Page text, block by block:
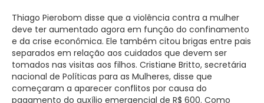
Thiago Pierobom disse que a violência contra a mulher
deve ter aumentado agora em função do confinamento
e da crise econômica. Ele também citou brigas entre pais
separados em relação aos cuidados que devem ser
tomados nas visitas aos filhos. Cristiane Britto, secretária
nacional de Políticas para as Mulheres, disse que
começaram a aparecer conflitos por causa do
pagamento do auxílio emergencial de R$ 600. Como